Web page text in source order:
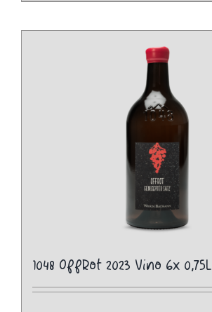
1048 OffRot 2023 Vino 6x 0,75L